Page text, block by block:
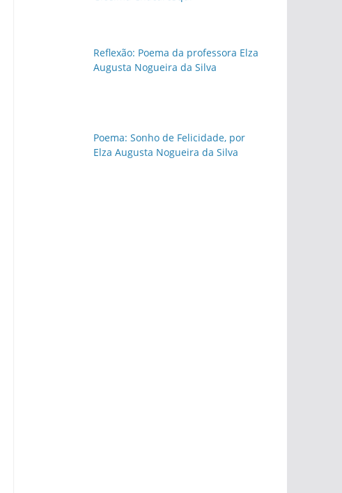
Reflexão: Poema da professora Elza
Augusta Nogueira da Silva
Poema: Sonho de Felicidade, por
Elza Augusta Nogueira da Silva